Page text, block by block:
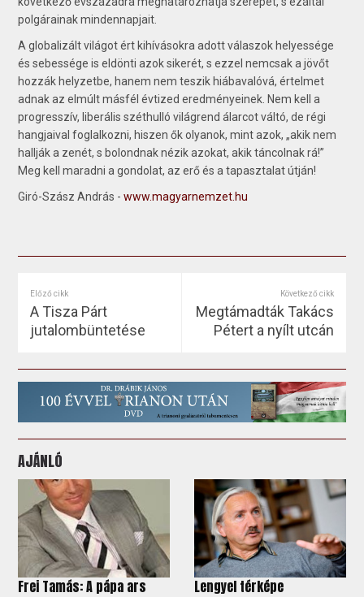
polgárainak mindennapjait.
A globalizált világot ért kihívásokra adott válaszok helyessége
és sebessége is eldönti azok sikerét, s ezzel nemcsak a jövőt
hozzák helyzetbe, hanem nem teszik hiábavalóvá, értelmet
adnak az elmúlt másfél évtized eredményeinek. Nem kell a
progresszív, liberális széthulló világrend álarcot váltó, de régi
hangjaival foglalkozni, hiszen ők olyanok, mint azok, „akik nem
hallják a zenét, s bolondnak nézik azokat, akik táncolnak rá!”
Meg kell maradni a gondolat, az erő és a tapasztalat útján!
Giró-Szász András -www.magyarnemzet.hu
Előző cikk
A Tisza Párt
jutalombüntetése
Következő cikk
Megtámadták Takács
Pétert a nyílt utcán
AJÁNLÓ
Frei Tamás: A pápa ars
Lengyel térképe